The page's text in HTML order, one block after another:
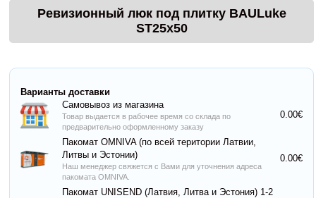
Ревизионный люк под плитку BAULuke
ST25x50
Варианты доставки
Самовывоз из магазина
Товар выдается в рабочее время со склада по
предварительно оформленному заказу
0.00€
Пакомат OMNIVA (по всей територии Латвии,
Литвы и Эстонии)
Наш менеджер свяжется с Вами для уточнения адреса
пакомата OMNIVA.
0.00€
Пакомат UNISEND (Латвия, Литва и Эстония) 1-2